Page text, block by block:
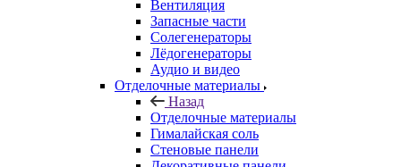
Вентиляция
Запасные части
Солегенераторы
Лёдогенераторы
Аудио и видео
Отделочные материалы
Назад
Отделочные материалы
Гималайская соль
Стеновые панели